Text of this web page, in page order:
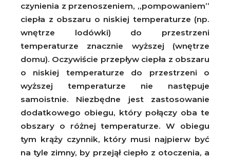
czynienia z przenoszeniem, „pompowaniem”
ciepła z obszaru o niskiej temperaturze (np.
wnętrze lodówki) do przestrzeni
temperaturze znacznie wyższej (wnętrze
domu). Oczywiście przepływ ciepła z obszaru
o niskiej temperaturze do przestrzeni o
wyższej temperaturze nie następuje
samoistnie. Niezbędne jest zastosowanie
dodatkowego obiegu, który połączy oba te
obszary o różnej temperaturze. W obiegu
tym krąży czynnik, który musi najpierw być
na tyle zimny, by przejął ciepło z otoczenia, a